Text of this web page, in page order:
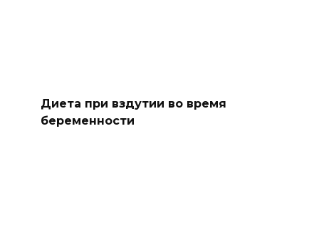
Диета при вздутии во время
беременности